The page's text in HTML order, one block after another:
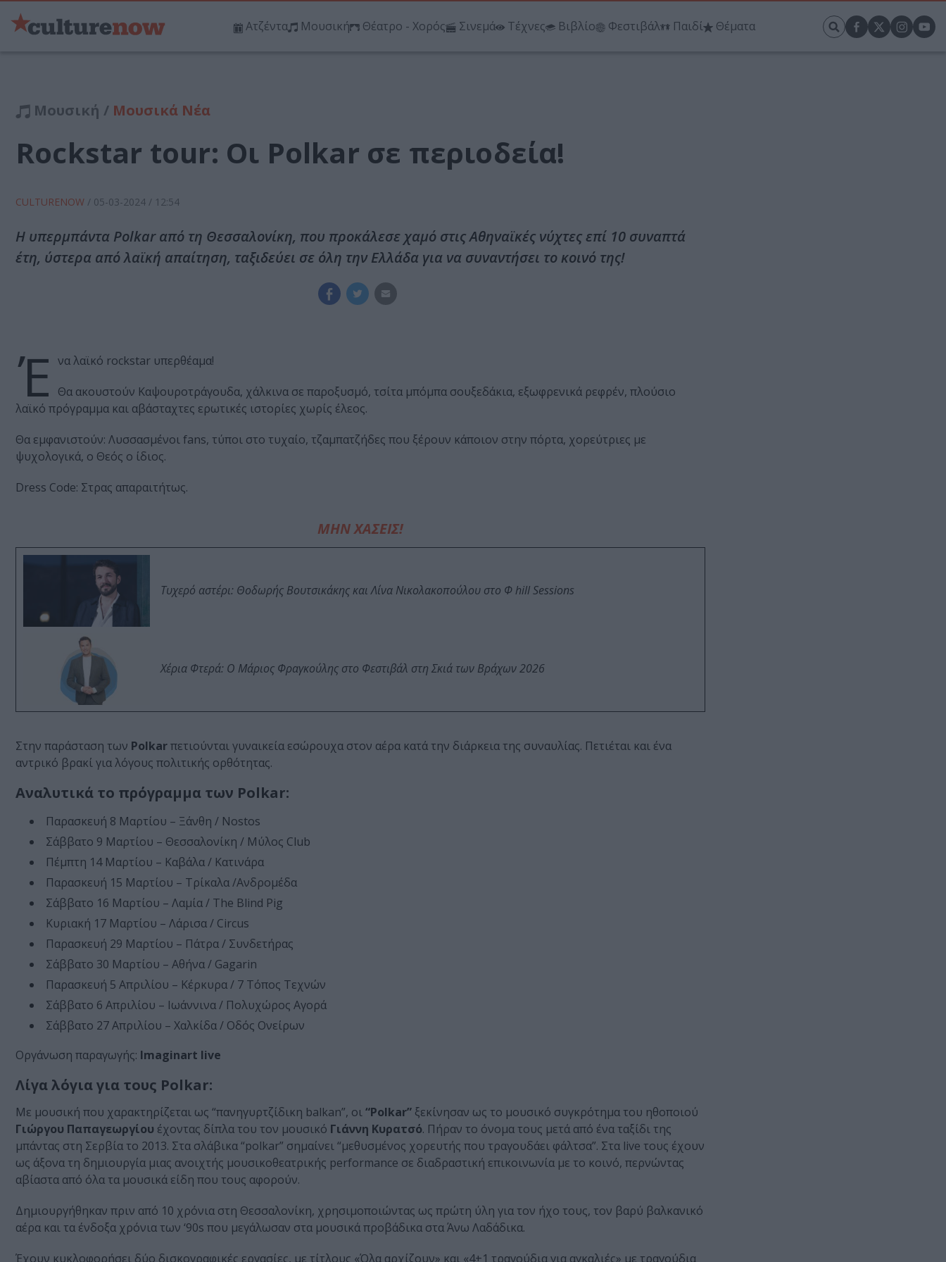
Ατζέντα Μουσική Θέατρο - Χορός Σινεμά Τέχνες Βιβλίο Φεστιβάλ Παιδί Θέματα
Μουσική / Μουσικά Νέα
Rockstar tour: Οι Polkar σε περιοδεία!
CULTURENOW / 05-03-2024 / 12:54
Η υπερμπάντα Polkar από τη Θεσσαλονίκη, που προκάλεσε χαμό στις Αθηναϊκές νύχτες επί 10 συναπτά
έτη, ύστερα από λαϊκή απαίτηση, ταξιδεύει σε όλη την Ελλάδα για να συναντήσει το κοινό της!
Έ να λαϊκό rockstar υπερθέαμα!
Θα ακουστούν Καψουροτράγουδα, χάλκινα σε παροξυσμό, τσίτα μπόμπα σουξεδάκια, εξωφρενικά ρεφρέν, πλούσιο
λαϊκό πρόγραμμα και αβάσταχτες ερωτικές ιστορίες χωρίς έλεος.
Θα εμφανιστούν: Λυσσασμένοι fans, τύποι στο τυχαίο, τζαμπατζήδες που ξέρουν κάποιον στην πόρτα, χορεύτριες με
ψυχολογικά, o Θεός ο ίδιος.
Dress Code: Στρας απαραιτήτως.
ΜΗΝ ΧΑΣΕΙΣ!
Τυχερό αστέρι: Θοδωρής Βουτσικάκης και Λίνα Νικολακοπούλου στο Φ hill Sessions
Χέρια Φτερά: Ο Μάριος Φραγκούλης στο Φεστιβάλ στη Σκιά των Βράχων 2026
Στην παράσταση των Polkarπετιούνται γυναικεία εσώρουχα στον αέρα κατά την διάρκεια της συναυλίας. Πετιέται και ένα
αντρικό βρακί για λόγους πολιτικής ορθότητας.
Αναλυτικά το πρόγραμμα των Polkar:
Παρασκευή 8 Μαρτίου – Ξάνθη / Nostos
Σάββατο 9 Μαρτίου – Θεσσαλονίκη / Μύλος Club
Πέμπτη 14 Μαρτίου – Καβάλα / Κατινάρα
Παρασκευή 15 Μαρτίου – Τρίκαλα /Ανδρομέδα
Σάββατο 16 Μαρτίου – Λαμία / The Blind Pig
Κυριακή 17 Μαρτίου – Λάρισα / Circus
Παρασκευή 29 Μαρτίου – Πάτρα / Συνδετήρας
Σάββατο 30 Μαρτίου – Αθήνα / Gagarin
Παρασκευή 5 Απριλίου – Κέρκυρα / 7 Τόπος Τεχνών
Σάββατο 6 Απριλίου – Ιωάννινα / Πολυχώρος Αγορά
Σάββατο 27 Απριλίου – Χαλκίδα / Οδός Ονείρων
Οργάνωση παραγωγής: Imaginart live
Λίγα λόγια για τους Polkar:
Με μουσική που χαρακτηρίζεται ως “πανηγυρτζίδικη balkan”, oι“Polkar” ξεκίνησαν ως το μουσικό συγκρότημα του ηθοποιού
Γιώργου Παπαγεωργίου έχοντας δίπλα του τον μουσικό Γιάννη Κυρατσό. Πήραν το όνομα τους μετά από ένα ταξίδι της
μπάντας στη Σερβία το 2013. Στα σλάβικα “polkar” σημαίνει “μεθυσμένος χορευτής που τραγουδάει φάλτσα”. Στα live τους έχουν
ως άξονα τη δημιουργία μιας ανοιχτής μουσικοθεατρικής performance σε διαδραστική επικοινωνία με το κοινό, περνώντας
αβίαστα από όλα τα μουσικά είδη που τους αφορούν.
Δημιουργήθηκαν πριν από 10 χρόνια στη Θεσσαλονίκη, χρησιμοποιώντας ως πρώτη ύλη για τον ήχο τους, τον βαρύ βαλκανικό
αέρα και τα ένδοξα χρόνια των ‘90s που μεγάλωσαν στα μουσικά προβάδικα στα Άνω Λαδάδικα.
Έχουν κυκλοφορήσει δύο δισκογραφικές εργασίες, με τίτλους «Όλα αρχίζουν» και «4+1 τραγούδια για αγκαλιές» με τραγούδια